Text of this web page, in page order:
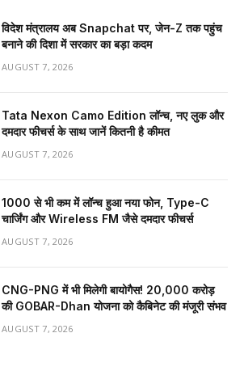
विदेश मंत्रालय अब Snapchat पर, जेन-Z तक पहुंच
बनाने की दिशा में सरकार का बड़ा कदम
AUGUST 7, 2026
Tata Nexon Camo Edition लॉन्च, नए लुक और
दमदार फीचर्स के साथ जानें कितनी है कीमत
AUGUST 7, 2026
₹1000 से भी कम में लॉन्च हुआ नया फोन, Type-C
चार्जिंग और Wireless FM जैसे दमदार फीचर्स
AUGUST 7, 2026
CNG-PNG में भी मिलेगी बायोगैस! ₹20,000 करोड़
की GOBAR-Dhan योजना को कैबिनेट की मंजूरी संभव
AUGUST 7, 2026